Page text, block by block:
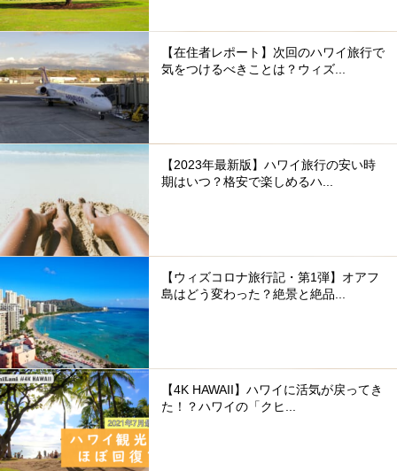
【在住者レポート】次回のハワイ旅行で
気をつけるべきことは？ウィズ...
【2023年最新版】ハワイ旅行の安い時
期はいつ？格安で楽しめるハ...
【ウィズコロナ旅行記・第1弾】オアフ
島はどう変わった？絶景と絶品...
【4K HAWAII】ハワイに活気が戻ってき
た！？ハワイの「クヒ...